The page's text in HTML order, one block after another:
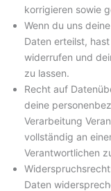
korrigieren sowie
Wenn du uns
Daten erteilst,
widerrufen und
zu lassen.
Recht auf
deine
Verarbeitung
vollständig an
Verantwortlichen
Daten